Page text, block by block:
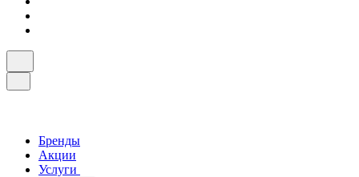
Бренды
Акции
Услуги